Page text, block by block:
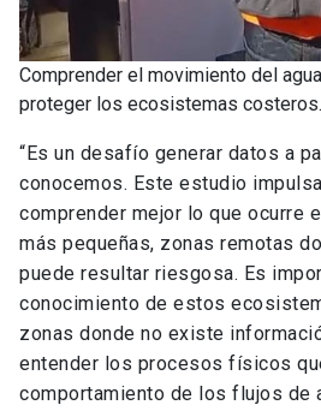
Comprender el movimiento del
proteger los ecosistemas costeros.
“Es un desafío generar datos a
conocemos. Este estudio
comprender mejor lo que ocurre
más pequeñas, zonas remotas
puede resultar riesgosa. Es
conocimiento de estos
zonas donde no existe
entender los procesos físicos
comportamiento de los flujos de